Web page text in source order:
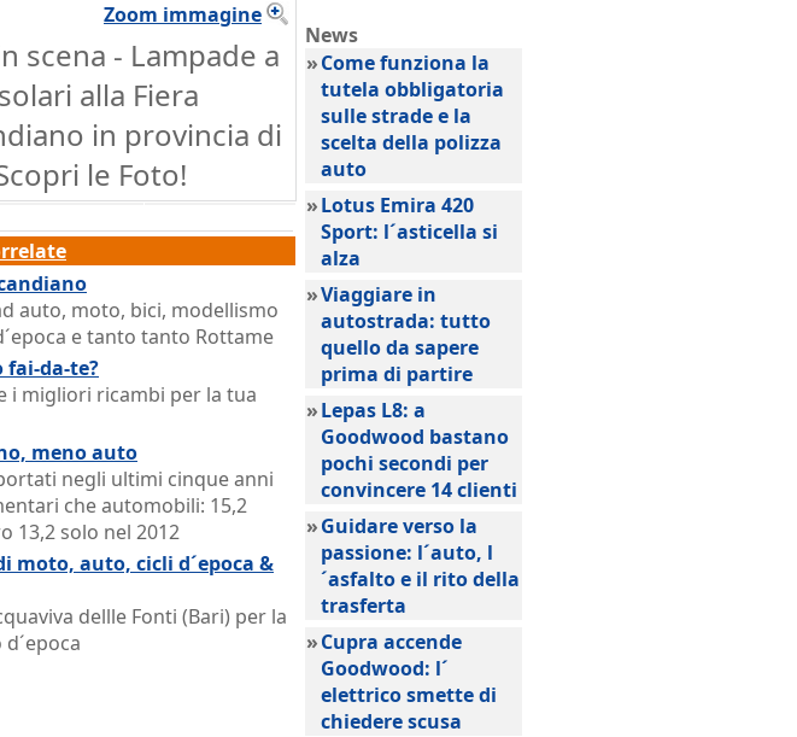
Zoom immagine
scena - Lampade a
alla Fiera
in provincia di
le Foto!
auto, moto, bici, modellismo
e tanto tanto Rottame
fai-da-te?
i migliori ricambi per la tua
meno auto
negli ultimi cinque anni
che automobili: 15,2
13,2 solo nel 2012
moto, auto, cicli d´epoca &
dellle Fonti (Bari) per la
News
»Come funziona la
tutela obbligatoria
sulle strade e la
scelta della polizza
auto
»Lotus Emira 420
Sport: l´asticella si
alza
»Viaggiare in
autostrada: tutto
quello da sapere
prima di partire
»Lepas L8: a
Goodwood bastano
pochi secondi per
convincere 14 clienti
»Guidare verso la
passione: l´auto, l
´asfalto e il rito della
trasferta
»Cupra accende
Goodwood: l´
elettrico smette di
chiedere scusa